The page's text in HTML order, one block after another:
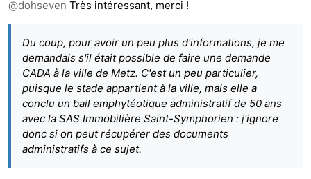
@dohseven Très intéressant, merci !
Du coup, pour avoir un peu plus d'informations, je me
demandais s'il était possible de faire une demande
CADA à la ville de Metz. C'est un peu particulier,
puisque le stade appartient à la ville, mais elle a
conclu un bail emphytéotique administratif de 50 ans
avec la SAS Immobilière Saint-Symphorien : j'ignore
donc si on peut récupérer des documents
administratifs à ce sujet.